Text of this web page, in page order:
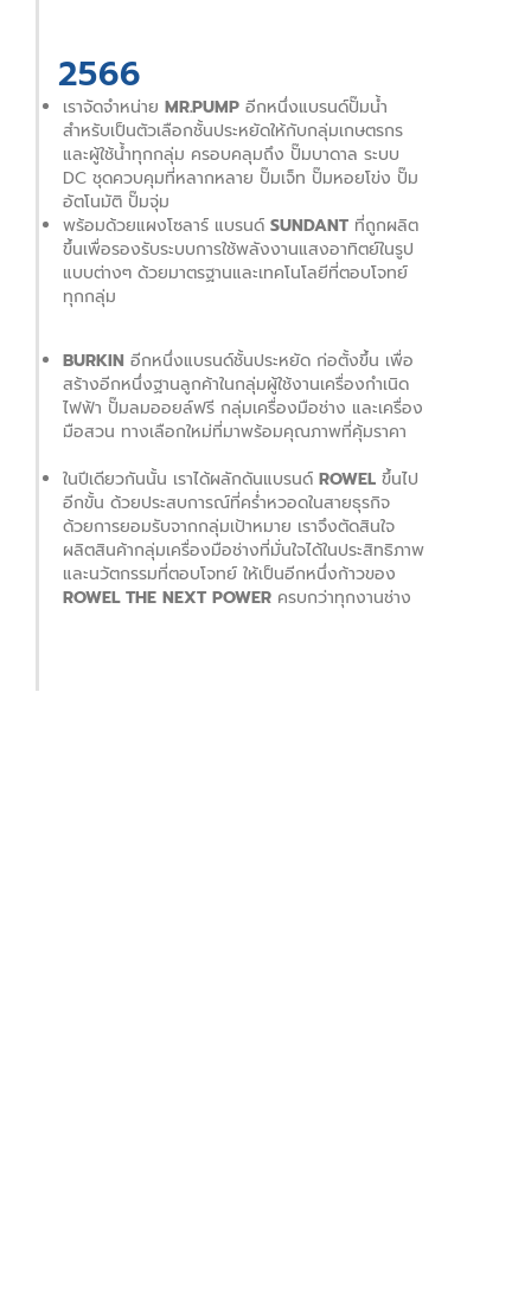
2566
เราจัดจำหน่าย MR.PUMP อีกหนึ่งแบรนด์ปั๊มน้ำ
สำหรับเป็นตัวเลือกชั้นประหยัดให้กับกลุ่มเกษตรกร
และผู้ใช้น้ำทุกกลุ่ม ครอบคลุมถึง ปั๊มบาดาล ระบบ
DC ชุดควบคุมที่หลากหลาย ปั๊มเจ็ท ปั๊มหอยโข่ง ปั๊ม
อัตโนมัติ ปั๊มจุ่ม
พร้อมด้วยแผงโซลาร์ แบรนด์ SUNDANT ที่ถูกผลิต
ขึ้นเพื่อรองรับระบบการใช้พลังงานแสงอาทิตย์ในรูป
แบบต่างๆ ด้วยมาตรฐานและเทคโนโลยีที่ตอบโจทย์
ทุกกลุ่ม
BURKIN อีกหนึ่งแบรนด์ชั้นประหยัด ก่อตั้งขึ้น เพื่อ
สร้างอีกหนึ่งฐานลูกค้าในกลุ่มผู้ใช้งานเครื่องกำเนิด
ไฟฟ้า ปั๊มลมออยล์ฟรี กลุ่มเครื่องมือช่าง และเครื่อง
มือสวน ทางเลือกใหม่ที่มาพร้อมคุณภาพที่คุ้มราคา
ในปีเดียวกันนั้น เราได้ผลักดันแบรนด์ ROWEL ขึ้นไป
อีกขั้น ด้วยประสบการณ์ที่คร่ำหวอดในสายธุรกิจ
ด้วยการยอมรับจากกลุ่มเป้าหมาย เราจึงตัดสินใจ
ผลิตสินค้ากลุ่มเครื่องมือช่างที่มั่นใจได้ในประสิทธิภาพ
และนวัตกรรมที่ตอบโจทย์ ให้เป็นอีกหนึ่งก้าวของ
ROWEL THE NEXT POWER ครบกว่าทุกงานช่าง